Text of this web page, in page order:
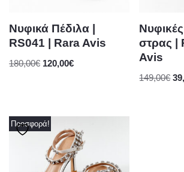
Νυφικά Πέδιλα |
RS041 | Rara Avis
180,00€ 120,00€
στρας |
Avis
149,00€
Προσφορά!